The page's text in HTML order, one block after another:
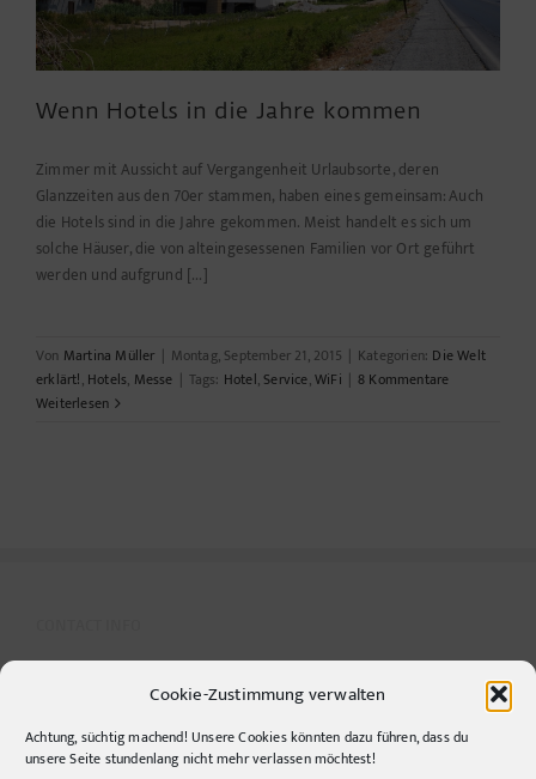
Cookie-Zustimmung verwalten
Achtung, süchtig machend! Unsere Cookies könnten dazu führen, dass du
unsere Seite stundenlang nicht mehr verlassen möchtest!
Wenn Hotels in die Jahre kommen
Zimmer mit Aussicht auf Vergangenheit Urlaubsorte, deren
Glanzzeiten aus den 70er stammen, haben eines gemeinsam: Auch
die Hotels sind in die Jahre gekommen. Meist handelt es sich um
solche Häuser, die von alteingesessenen Familien vor Ort geführt
werden und aufgrund [...]
Von Martina Müller | Montag, September 21, 2015 | Kategorien: Die Welt
erklärt!, Hotels, Messe | Tags: Hotel,Service,WiFi | 8 Kommentare
Weiterlesen
Krefelder Straße 11A
10555Berlin